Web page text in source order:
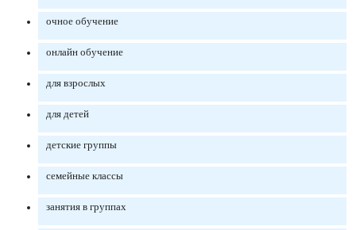
очное обучение
онлайн обучение
для взрослых
для детей
детские группы
семейные классы
занятия в группах